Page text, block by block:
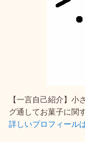
【一言自己紹介】小
グ通してお菓子に関
詳しいプロフィール